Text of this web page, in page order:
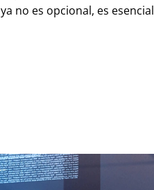
ya no es opcional, es esencial